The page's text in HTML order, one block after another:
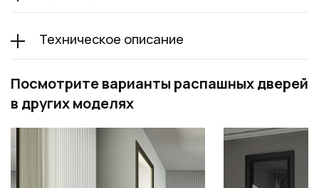
Техническое описание
Посмотрите варианты распашных дверей
в других моделях